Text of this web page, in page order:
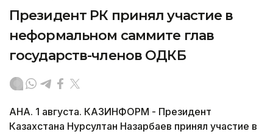
Президент РК принял участие в
неформальном саммите глав
государств-членов ОДКБ
АНА. 1 августа. КАЗИНФОРМ - Президент
Казахстана Нурсултан Назарбаев принял участие в